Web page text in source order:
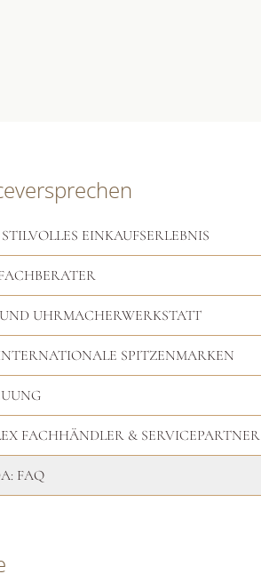
EINKAUFSERLEBNIS
UHRMACHERWERKSTATT
SPITZENMARKEN
FACHHÄNDLER & SERVICEPARTNER
FAQ